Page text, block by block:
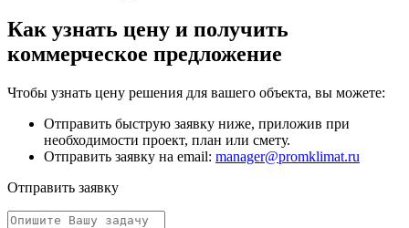
Как узнать цену и получить
коммерческое предложение
Чтобы узнать цену решения для вашего объекта, вы можете:
Отправить быструю заявку ниже, приложив при
необходимости проект, план или смету.
Отправить заявку на email: manager@promklimat.ru
Отправить заявку